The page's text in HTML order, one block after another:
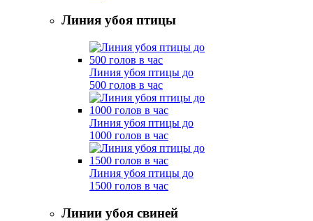
Линия убоя птицы
Линия убоя птицы до
500 голов в час
Линия убоя птицы до
1000 голов в час
Линия убоя птицы до
1500 голов в час
Линии убоя свиней